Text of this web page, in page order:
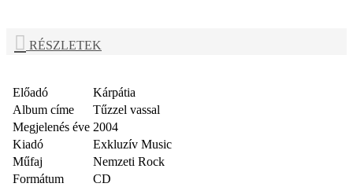
RÉSZLETEK
Előadó
Kárpátia
Album címe
Tűzzel vassal
Megjelenés éve 2004
Kiadó
Exkluzív Music
Műfaj
Nemzeti Rock
Formátum
CD